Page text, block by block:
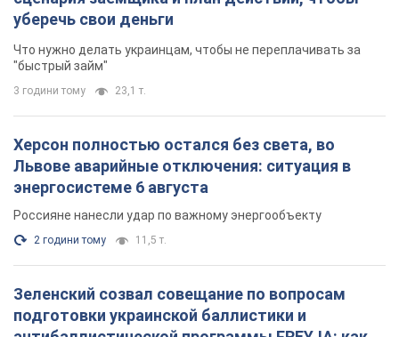
энергосистеме 6 августа
2 години тому
Зеленский созвал совещание по вопросам
подготовки украинской баллистики и
антибаллистической программы FREYJA: какие
решения готовятся
В Киеве рассчитывают на успешное завершение проекта